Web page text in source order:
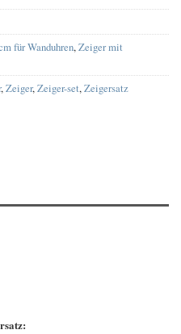
für Wanduhren,Zeiger mit
,Zeiger,Zeiger-set,Zeigersatz